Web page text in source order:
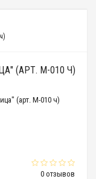
(АРТ. М-010 Ч)
0 отзывов